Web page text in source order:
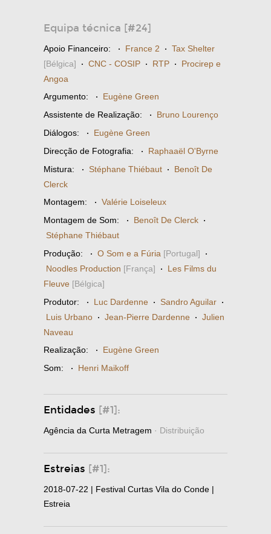
Equipa técnica [#24]
Apoio Financeiro: · France 2 · Tax Shelter
[Bélgica] · CNC - COSIP · RTP · Procirep e
Angoa
Argumento: · Eugène Green
Assistente de Realização: · Bruno Lourenço
Diálogos: · Eugène Green
Direcção de Fotografia: · Raphaaël O'Byrne
Mistura: · Stéphane Thiébaut · Benoît De
Clerck
Montagem: · Valérie Loiseleux
Montagem de Som: · Benoît De Clerck ·
Stéphane Thiébaut
Produção: · O Som e a Fúria [Portugal] ·
Noodles Production [França] · Les Films du
Fleuve [Bélgica]
Produtor: · Luc Dardenne · Sandro Aguilar ·
Luis Urbano · Jean-Pierre Dardenne · Julien
Naveau
Realização: · Eugène Green
Som: · Henri Maikoff
Entidades [#1]:
Agência da Curta Metragem · Distribuição
Estreias [#1]:
2018-07-22 | Festival Curtas Vila do Conde |
Estreia